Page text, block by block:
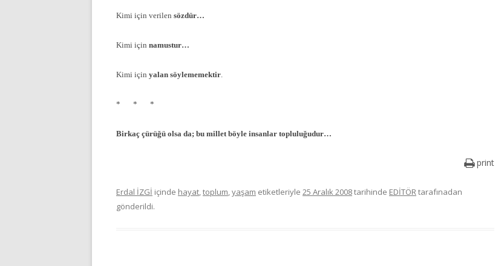
Kimi için verilen sözdür…
Kimi için namustur…
Kimi için yalan söylememektir.
* * *
Birkaç çürüğü olsa da; bu millet böyle insanlar topluluğudur…
print
Erdal İZGİ içinde hayat,toplum,yaşam etiketleriyle 25 Aralık 2008tarihinde EDİTÖRtarafınadan
gönderildi.